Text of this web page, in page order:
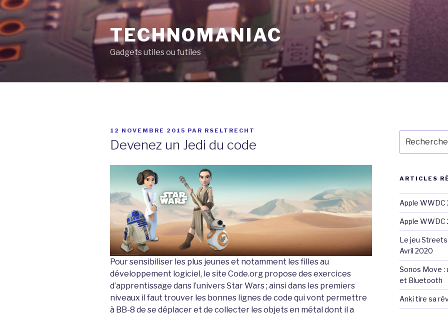
Aller
au
contenu
principal
TECHNOMANIAC
Gadgets utiles ou futiles
PUBLIÉ
12 NOVEMBRE 2015 PAR RSELTRECHT
Devenez un Jedi du code
Pour sensibiliser les plus jeunes et notamment les filles au
développement logiciel, le site Code.org propose des exercices
d’apprentissage dans l’univers Star Wars ; ainsi dans les premiers
niveaux il faut trouver les bonnes lignes de code qui vont permettre
à BB-8 de se déplacer et de collecter les objets en métal dont il a
pour
:
ARTICLES
Apple WWDC
Apple WWDC
Le jeu
Avril 2020
Sonos Move :
et Bluetooth
Anki tire sa